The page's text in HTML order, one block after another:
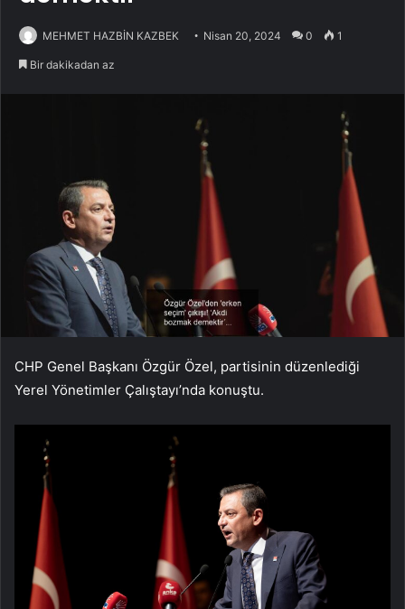
MEHMET HAZBİN KAZBEK Nisan 20, 2024 0 1
Bir dakikadan az
CHP Genel Başkanı Özgür Özel, partisinin düzenlediği
Yerel Yönetimler Çalıştayı’nda konuştu.